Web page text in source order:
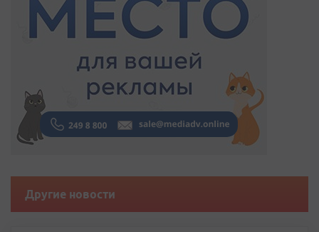
Другие новости